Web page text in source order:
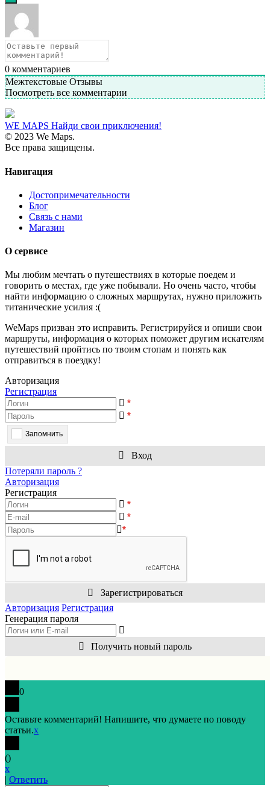
0 комментариев
Межтекстовые Отзывы
Посмотреть все комментарии
WE MAPS Найди свои приключения!
© 2023 We Maps.
Все права защищены.
Навигация
Достопримечательности
Блог
Связь с нами
Магазин
О сервисе
Мы любим мечтать о путешествиях в которые поедем и
говорить о местах, где уже побывали. Но очень часто, чтобы
найти информацию о сложных маршрутах, нужно приложить
титанические усилия :(
WeMaps призван это исправить. Регистрируйся и опиши свои
маршруты, информация о которых поможет другим искателям
путешествий пройтись по твоим стопам и понять как
отправиться в поездку!
Авторизация
Регистрация
*
*
Запомнить
Вход
Потеряли пароль ?
Авторизация
Регистрация
*
*
*
Зарегистрироваться
Авторизация Регистрация
Генерация пароля
Получить новый пароль
0
Оставьте комментарий! Напишите, что думаете по поводу
статьи.x
()
x
| Ответить